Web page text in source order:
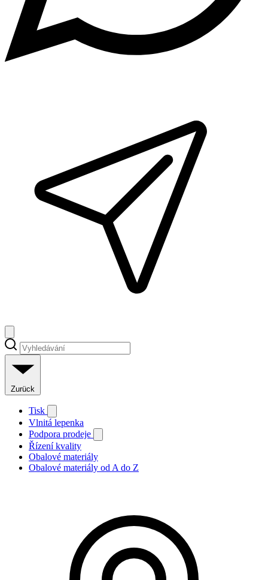
Zurück
Tisk
Vlnitá lepenka
Podpora prodeje
Řízení kvality
Obalové materiály
Obalové materiály od A do Z